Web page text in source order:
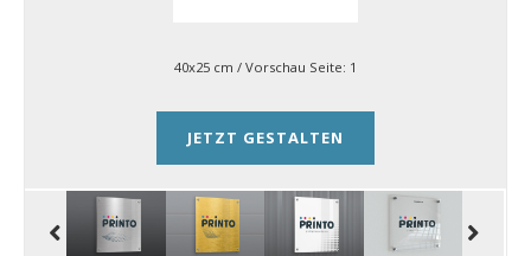
40x25 cm / Vorschau Seite: 1
JETZT GESTALTEN